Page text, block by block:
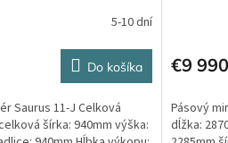
5-10 dní
Do košíka
Saurus 11-J Celková
šírka: 940mm výška:
€9 990
Pásový
dĺžka: